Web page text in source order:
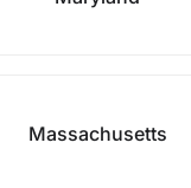
Massachusetts